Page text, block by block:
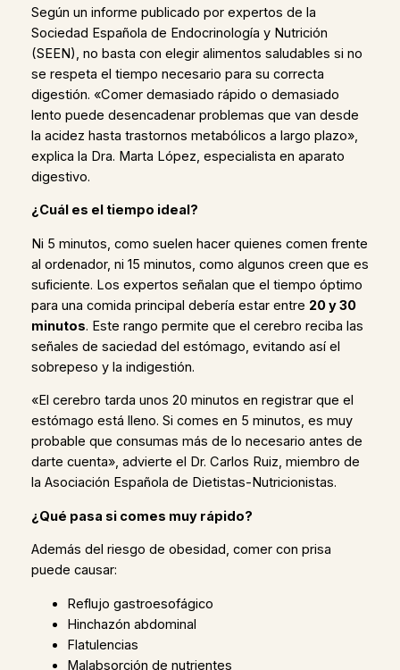
Según un informe publicado por expertos de la
Sociedad Española de Endocrinología y Nutrición
(SEEN), no basta con elegir alimentos saludables si no
se respeta el tiempo necesario para su correcta
digestión. «Comer demasiado rápido o demasiado
lento puede desencadenar problemas que van desde
la acidez hasta trastornos metabólicos a largo plazo»,
explica la Dra. Marta López, especialista en aparato
digestivo.
¿Cuál es el tiempo ideal?
Ni 5 minutos, como suelen hacer quienes comen frente
al ordenador, ni 15 minutos, como algunos creen que es
suficiente. Los expertos señalan que el tiempo óptimo
para una comida principal debería estar entre 20 y 30
minutos. Este rango permite que el cerebro reciba las
señales de saciedad del estómago, evitando así el
sobrepeso y la indigestión.
«El cerebro tarda unos 20 minutos en registrar que el
estómago está lleno. Si comes en 5 minutos, es muy
probable que consumas más de lo necesario antes de
darte cuenta», advierte el Dr. Carlos Ruiz, miembro de
la Asociación Española de Dietistas-Nutricionistas.
¿Qué pasa si comes muy rápido?
Además del riesgo de obesidad, comer con prisa
puede causar:
Reflujo gastroesofágico
Hinchazón abdominal
Flatulencias
Malabsorción de nutrientes